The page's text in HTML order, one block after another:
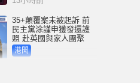
35+顛覆案未被起訴 前
民主黨涂謹申獲發還護
照 赴英國與家人團聚
港聞